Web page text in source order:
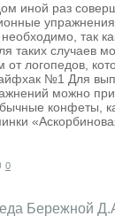
иной раз
так
таких случаев
логопедов,
№1 Для
можно
конфеты,
0
Бережной